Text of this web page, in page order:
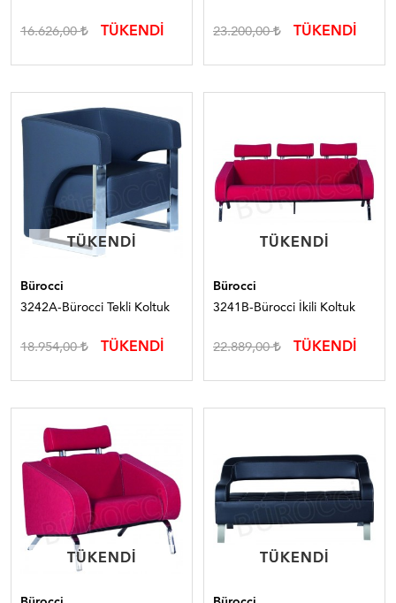
16.626,00 TÜKENDİ 23.200,00 TÜKENDİ
TÜKENDI
TÜKENDI
Bürocci
3242A-Bürocci Tekli Koltuk
18.954,00 TÜKENDİ
TÜKENDI
TÜKENDI
Bürocci
3241B-Bürocci İkili Koltuk
22.889,00 TÜKENDİ
TÜKENDI
TÜKENDI TÜKENDI
TÜKENDI